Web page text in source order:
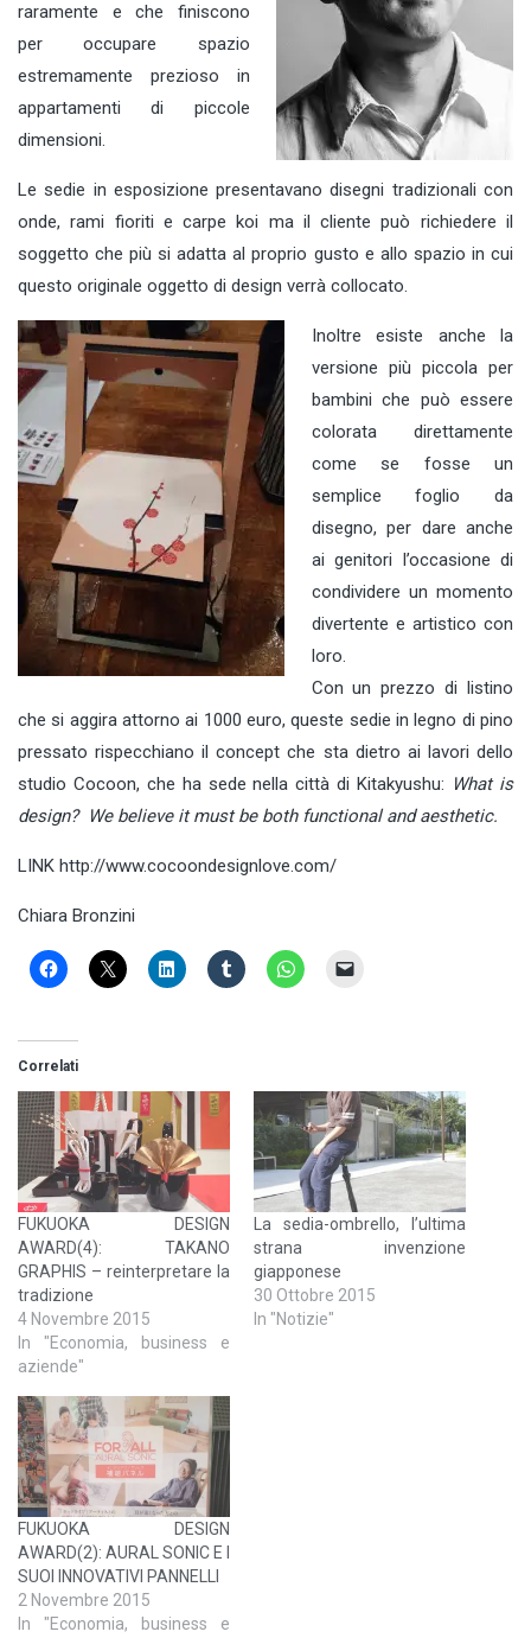
raramente e che finiscono
per occupare spazio
estremamente prezioso in
appartamenti di piccole
dimensioni.
Le sedie in esposizione presentavano disegni tradizionali con
onde, rami fioriti e carpe koi ma il cliente può richiedere il
soggetto che più si adatta al proprio gusto e allo spazio in cui
questo originale oggetto di design verrà collocato.
Inoltre esiste anche la
versione più piccola per
bambini che può essere
colorata direttamente
come se fosse un
semplice foglio da
disegno, per dare anche
ai genitori l’occasione di
condividere un momento
divertente e artistico con
loro.
Con un prezzo di listino
che si aggira attorno ai 1000 euro, queste sedie in legno di pino
pressato rispecchiano il concept che sta dietro ai lavori dello
studio Cocoon, che ha sede nella città di Kitakyushu: What is
design? We believe it must be both functional and aesthetic.
LINK http://www.cocoondesignlove.com/
Chiara Bronzini
Correlati
FUKUOKA DESIGN
AWARD(4): TAKANO
GRAPHIS – reinterpretare la
tradizione
4 Novembre 2015
In "Economia, business e
aziende"
La sedia-ombrello, l’ultima
strana invenzione
giapponese
30 Ottobre 2015
In "Notizie"
FUKUOKA DESIGN
AWARD(2): AURAL SONIC E I
SUOI INNOVATIVI PANNELLI
2 Novembre 2015
In "Economia, business e